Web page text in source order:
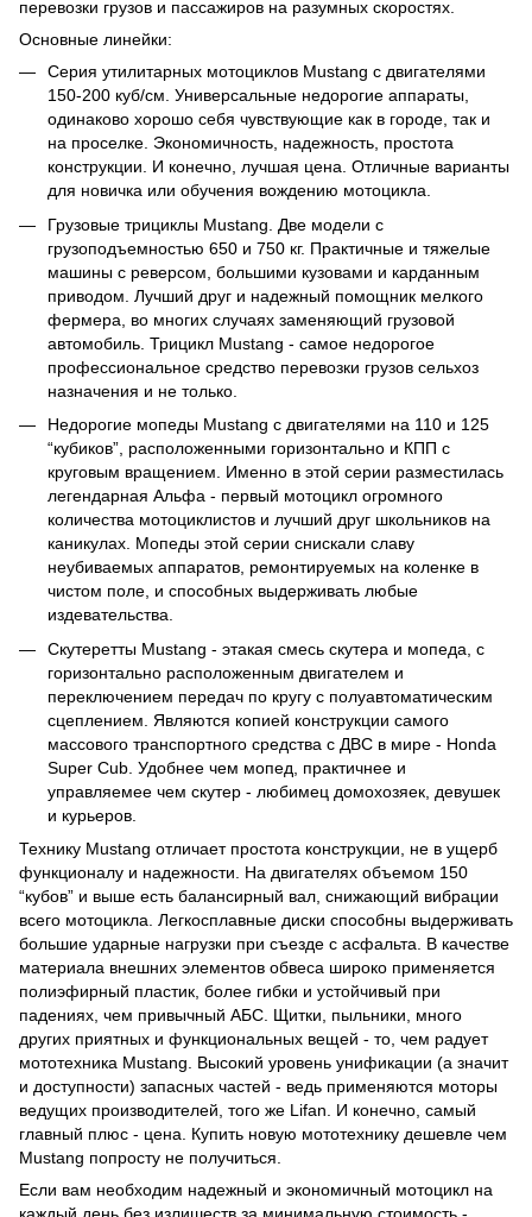
перевозки грузов и пассажиров на разумных скоростях.
Основные линейки:
Серия утилитарных мотоциклов Mustang с двигателями
150-200 куб/см. Универсальные недорогие аппараты,
одинаково хорошо себя чувствующие как в городе, так и
на проселке. Экономичность, надежность, простота
конструкции. И конечно, лучшая цена. Отличные варианты
для новичка или обучения вождению мотоцикла.
Грузовые трициклы Mustang. Две модели с
грузоподъемностью 650 и 750 кг. Практичные и тяжелые
машины с реверсом, большими кузовами и карданным
приводом. Лучший друг и надежный помощник мелкого
фермера, во многих случаях заменяющий грузовой
автомобиль. Трицикл Mustang - самое недорогое
профессиональное средство перевозки грузов сельхоз
назначения и не только.
Недорогие мопеды Mustang с двигателями на 110 и 125
“кубиков”, расположенными горизонтально и КПП с
круговым вращением. Именно в этой серии разместилась
легендарная Альфа - первый мотоцикл огромного
количества мотоциклистов и лучший друг школьников на
каникулах. Мопеды этой серии снискали славу
неубиваемых аппаратов, ремонтируемых на коленке в
чистом поле, и способных выдерживать любые
издевательства.
Скутеретты Mustang - этакая смесь скутера и мопеда, с
горизонтально расположенным двигателем и
переключением передач по кругу с полуавтоматическим
сцеплением. Являются копией конструкции самого
массового транспортного средства с ДВС в мире - Honda
Super Cub. Удобнее чем мопед, практичнее и
управляемее чем скутер - любимец домохозяек, девушек
и курьеров.
Технику Mustang отличает простота конструкции, не в ущерб
функционалу и надежности. На двигателях объемом 150
“кубов” и выше есть балансирный вал, снижающий вибрации
всего мотоцикла. Легкосплавные диски способны выдерживать
большие ударные нагрузки при съезде с асфальта. В качестве
материала внешних элементов обвеса широко применяется
полиэфирный пластик, более гибки и устойчивый при
падениях, чем привычный АБС. Щитки, пыльники, много
других приятных и функциональных вещей - то, чем радует
мототехника Mustang. Высокий уровень унификации (а значит
и доступности) запасных частей - ведь применяются моторы
ведущих производителей, того же Lifan. И конечно, самый
главный плюс - цена. Купить новую мототехнику дешевле чем
Mustang попросту не получиться.
Если вам необходим надежный и экономичный мотоцикл на